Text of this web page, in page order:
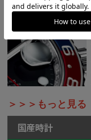
＞＞＞もっと見る
国産時計